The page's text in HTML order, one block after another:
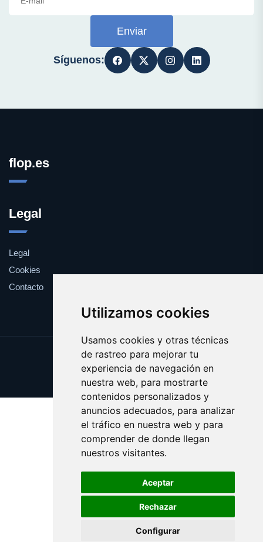
Utilizamos cookies
Usamos cookies y otras técnicas
de rastreo para mejorar tu
experiencia de navegación en
nuestra web, para mostrarte
contenidos personalizados y
anuncios adecuados, para analizar
el tráfico en nuestra web y para
comprender de donde llegan
nuestros visitantes.
Aceptar
Rechazar
Configurar
Enviar
Síguenos:
flop.es
Legal
Legal
Cookies
Contacto
Update cookies preferences
Copyright © 2025 flop.es